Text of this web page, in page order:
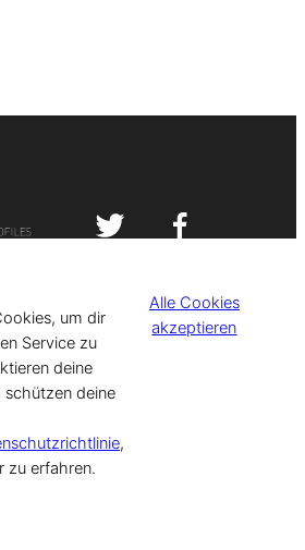
VISIT-X. Made with
& Influencers!
um dir
Service zu
deine
schützen deine
,
zu erfahren.
Alle Cookies
akzeptieren